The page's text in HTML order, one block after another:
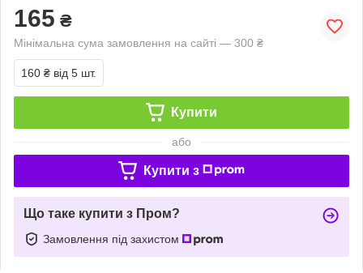
165 ₴
Мінімальна сума замовлення на сайті — 300 ₴
160 ₴ від 5 шт.
Купити
або
Купити з
Що таке купити з Пром?
Замовлення під захистом